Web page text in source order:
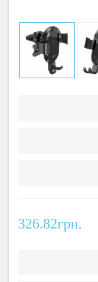
326.82грн.